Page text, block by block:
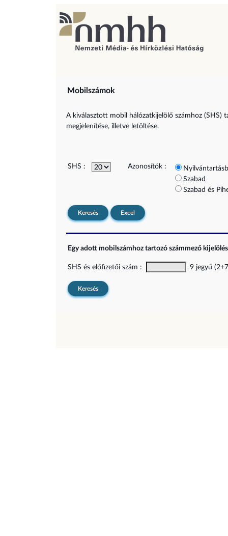
Mobilszámok
A kiválasztott mobil hálózatkijelölő számhoz
megjelenítése, illetve letöltése.
SHS : Azonosítók :
Szabad
Szabad és
Keresés Excel
Egy adott mobilszámhoz tartozó számmező
SHS és előfizetői szám : 9 jegyű
Keresés